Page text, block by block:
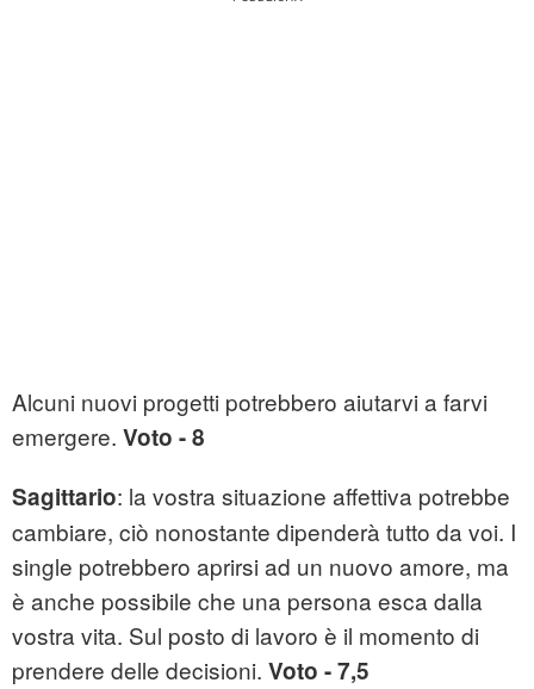
Alcuni nuovi progetti potrebbero aiutarvi a farvi
emergere. Voto - 8
Sagittario: la vostra situazione affettiva potrebbe
cambiare, ciò nonostante dipenderà tutto da voi. I
single potrebbero aprirsi ad un nuovo amore, ma
è anche possibile che una persona esca dalla
vostra vita. Sul posto di lavoro è il momento di
prendere delle decisioni. Voto - 7,5